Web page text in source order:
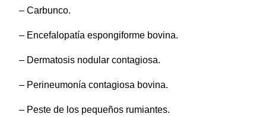
– Carbunco.
– Encefalopatía espongiforme bovina.
– Dermatosis nodular contagiosa.
– Perineumonía contagiosa bovina.
– Peste de los pequeños rumiantes.